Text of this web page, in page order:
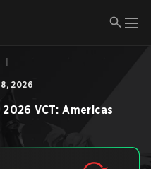
2026
2026 VCT: Americas